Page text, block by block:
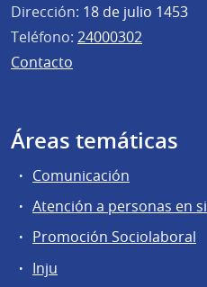
Dirección: 18 de julio 1453
Teléfono: 24000302
Contacto
Áreas temáticas
Comunicación
Atención a personas en
Promoción Sociolaboral
Inju